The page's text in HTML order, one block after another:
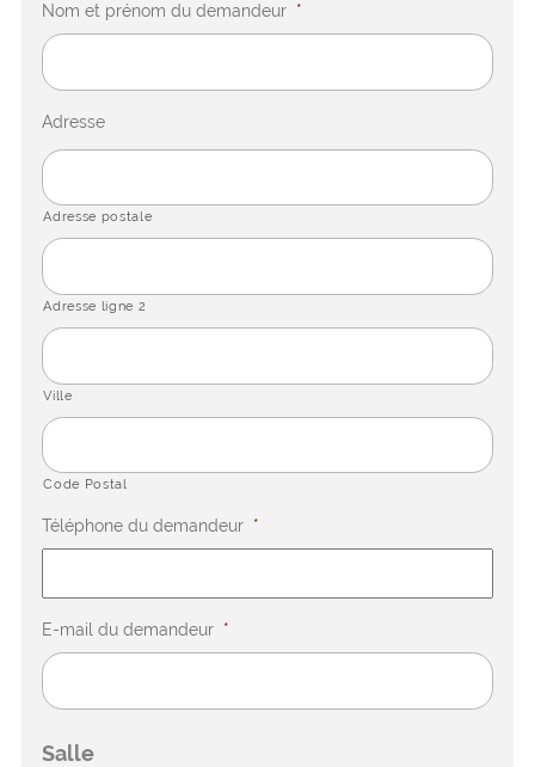
Nom et prénom du demandeur *
Adresse
Adresse postale
Adresse ligne 2
Ville
Code Postal
Téléphone du demandeur *
E-mail du demandeur *
Salle